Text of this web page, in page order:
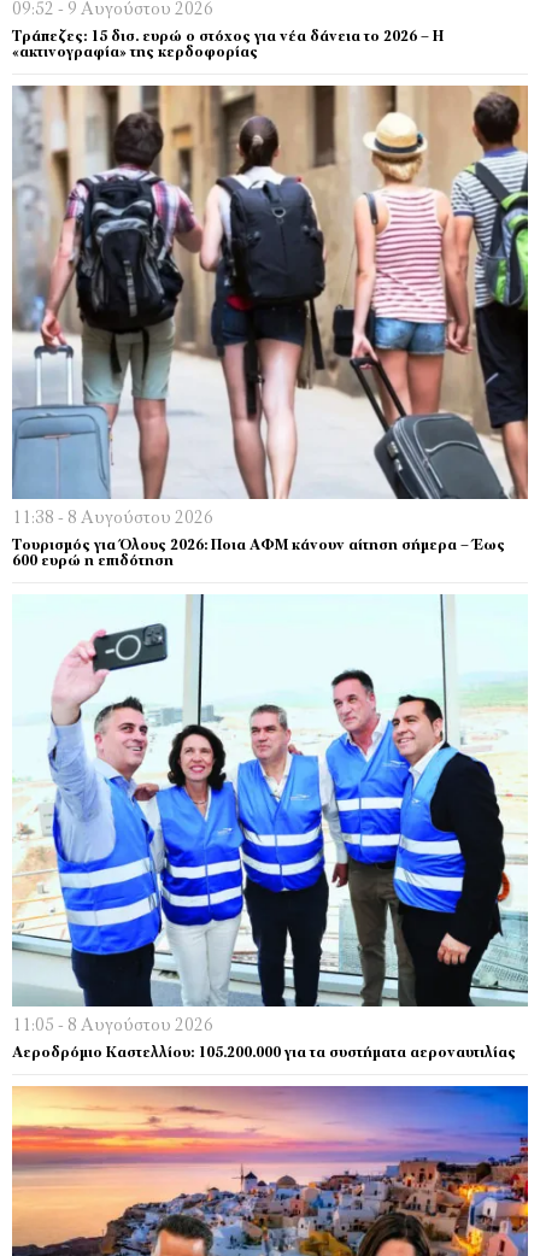
09:52 - 9 Αυγούστου 2026
Τράπεζες: 15 δισ. ευρώ ο στόχος για νέα δάνεια το 2026 – Η
«ακτινογραφία» της κερδοφορίας
11:38 - 8 Αυγούστου 2026
Τουρισμός για Όλους 2026: Ποια ΑΦΜ κάνουν αίτηση σήμερα – Έως
600 ευρώ η επιδότηση
11:05 - 8 Αυγούστου 2026
Αεροδρόμιο Καστελλίου: 105.200.000 για τα συστήματα αεροναυτιλίας